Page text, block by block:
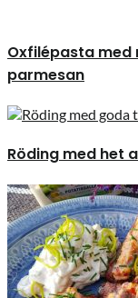
Oxfilépasta
parmesan
Röding med het